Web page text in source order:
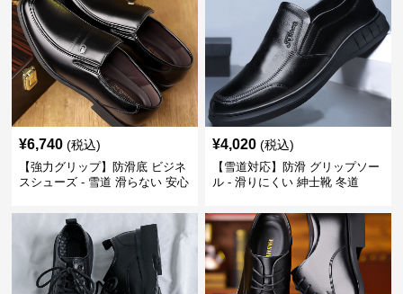
¥6,740 (税込)
【強力グリップ】防滑底 ビジネ
スシューズ - 雪道 滑らない 安心
¥4,020 (税込)
【雪道対応】防滑 グリップソー
ル - 滑りにくい 紳士靴 冬道